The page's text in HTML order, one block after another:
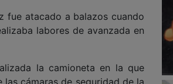
fue atacado a balazos cuando
labores de avanzada en
la camioneta en la que